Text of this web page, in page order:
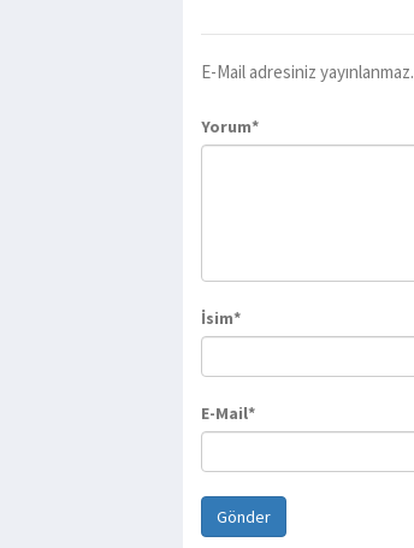
E-Mail adresiniz yayınlanmaz.
Yorum*
İsim*
E-Mail*